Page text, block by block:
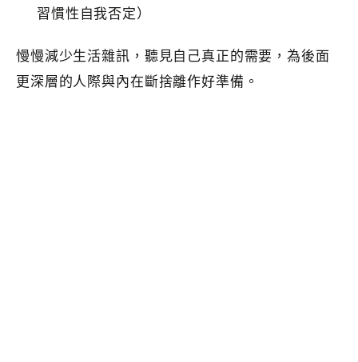
習慣性自我否定）
慢慢減少生活雜訊，聽見自己真正的需要，為後面
更深層的人際與內在斷捨離作好準備。